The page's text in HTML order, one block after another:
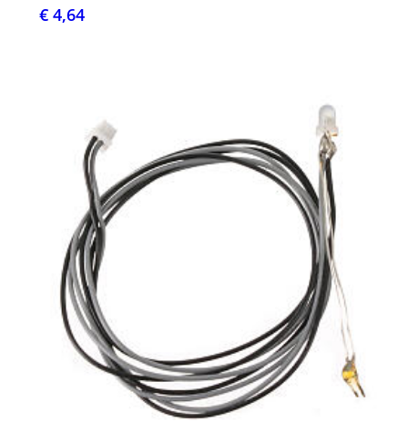
€ 4,64